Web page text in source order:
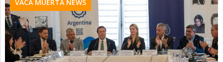
VACA MUERTA NEWS